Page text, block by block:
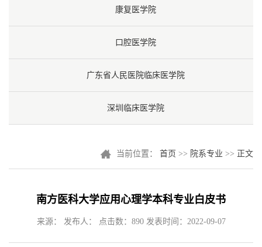
康复医学院
口腔医学院
广东省人民医院临床医学院
深圳临床医学院
当前位置： 首页 >> 院系专业 >> 正文
南方医科大学应用心理学本科专业白皮书
来源： 发布人： 点击数： 890发表时间：2022-09-07